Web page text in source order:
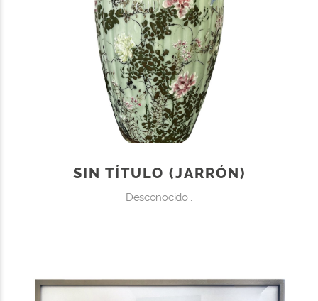
SIN TÍTULO (JARRÓN)
Desconocido .